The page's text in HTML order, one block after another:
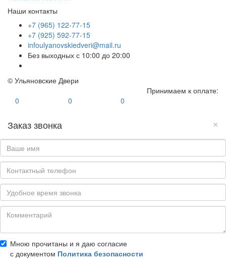
Наши контакты
+7 (965) 122-77-15
+7 (925) 592-77-15
infoulyanovskiedveri@mail.ru
Без выходных с 10:00 до 20:00
© Ульяновские Двери
Принимаем к оплате:
0
0 0
×
Заказ звонка
Мною прочитаны и я даю согласие
с документом Политика безопасности